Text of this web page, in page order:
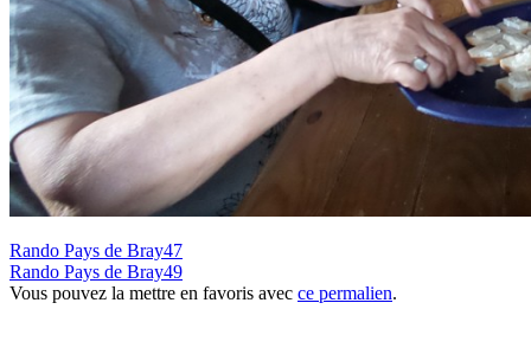
Rando Pays de Bray47
Rando Pays de Bray49
Vous pouvez la mettre en favoris avec ce permalien.